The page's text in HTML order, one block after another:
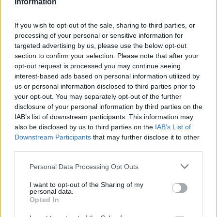
Information
If you wish to opt-out of the sale, sharing to third parties, or
processing of your personal or sensitive information for
targeted advertising by us, please use the below opt-out
section to confirm your selection. Please note that after your
opt-out request is processed you may continue seeing
interest-based ads based on personal information utilized by
us or personal information disclosed to third parties prior to
your opt-out. You may separately opt-out of the further
disclosure of your personal information by third parties on the
IAB’s list of downstream participants. This information may
also be disclosed by us to third parties on the IAB’s List of
Downstream Participants that may further disclose it to other
Personal Data Processing Opt Outs
I want to opt-out of the Sharing of my
personal data.
Opted In
15:00
24% υγρ.
35 Km/h
ΚΑΘΑΡΟΣ
18:00
37°C
5 Μπφ B
35 Km/h
55km/h ΚΑΘΑΡΟΣ
21:00
34°C
33%υγρ.
4 Μπφ B
24 Km/h
ΚΑΘΑΡΟΣ
ΔΕΥΤΕΡΑ 10 ΑΥΓΟΥΣΤΟΥ Ανατολή: 06:35 - Δύση 20:25
33
36%υγρ.
24 Km/h
39%υγρ.
24 Km/h